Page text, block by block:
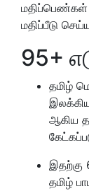
மதிப்பெண்கள்
மதிப்பீடு
95+
தமிழ்
ஆகிய
இதற்கு
தமிழ்